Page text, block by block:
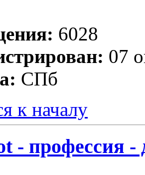
6028
07
СПб
к началу
- профессия -